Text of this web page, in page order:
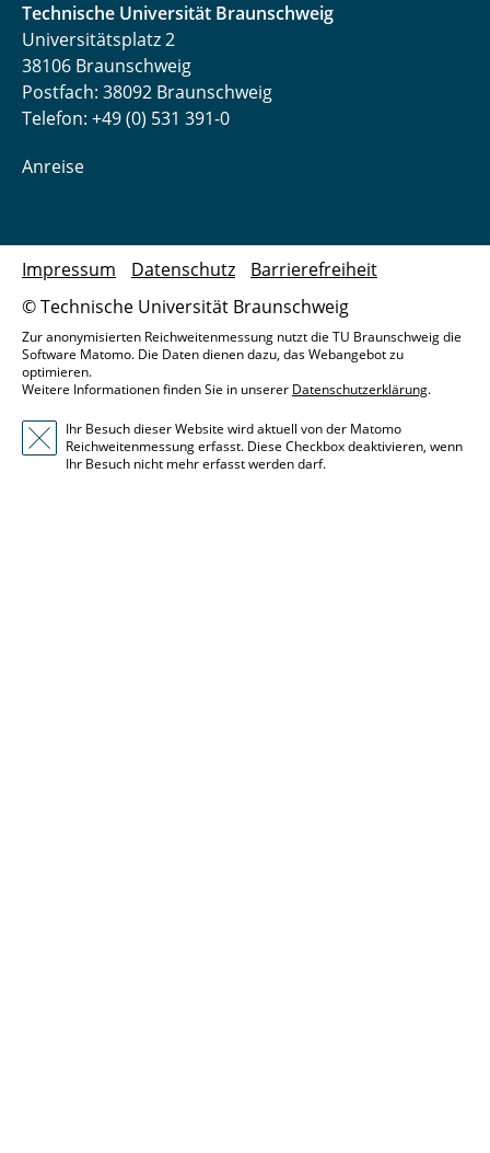
Technische Universität Braunschweig
Universitätsplatz 2
38106 Braunschweig
Postfach: 38092 Braunschweig
Telefon: +49 (0) 531 391-0
Anreise
© Technische Universität Braunschweig
Impressum Datenschutz Barrierefreiheit
Zur anonymisierten Reichweitenmessung nutzt die TU Braunschweig die
Software Matomo. Die Daten dienen dazu, das Webangebot zu
optimieren.
Weitere Informationen finden Sie in unserer Datenschutzerklärung.
Ihr Besuch dieser Website wird aktuell von der Matomo
Reichweitenmessung erfasst. Diese Checkbox deaktivieren, wenn
Ihr Besuch nicht mehr erfasst werden darf.